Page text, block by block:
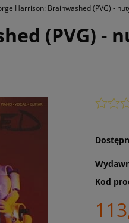
Harrison: Brainwashed (PVG) -
(PVG)
Kod